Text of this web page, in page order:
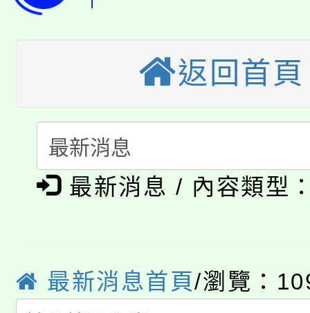
半價優惠，詳情可洽有
大園自造教育及科技中
份教師增能研習
大溪自造教育及科技
份教師研習
淨零綠生活教案入校路
會
115年食農教育專業人
程
「本色祭」8/29、30在
場熱烈登場!
8/21下午1時於龍潭區
開!
115年桃園市運動會8/
返回首頁
最新消息 / 內容類型
最新消息首頁/瀏覽：